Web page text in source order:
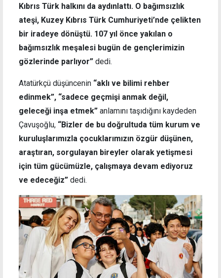
Kıbrıs Türk halkını da aydınlattı. O bağımsızlık
ateşi, Kuzey Kıbrıs Türk Cumhuriyeti’nde çelikten
bir iradeye dönüştü. 107 yıl önce yakılan o
bağımsızlık meşalesi bugün de gençlerimizin
gözlerinde parlıyor” dedi.
Atatürkçü düşüncenin “aklı ve bilimi rehber
edinmek”, “sadece geçmişi anmak değil,
geleceği inşa etmek” anlamını taşıdığını kaydeden
Çavuşoğlu, “Bizler de bu doğrultuda tüm kurum ve
kuruluşlarımızla çocuklarımızın özgür düşünen,
araştıran, sorgulayan bireyler olarak yetişmesi
için tüm gücümüzle, çalışmaya devam ediyoruz
ve edeceğiz” dedi.